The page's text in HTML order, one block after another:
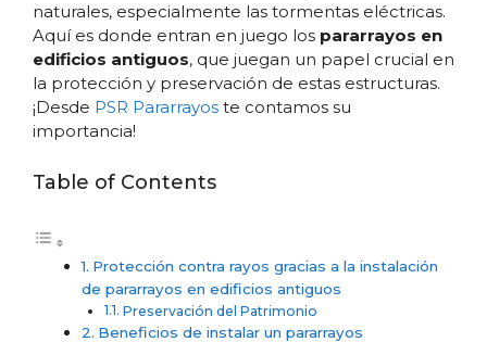
naturales, especialmente las tormentas eléctricas.
Aquí es donde entran en juego los pararrayos en
edificios antiguos, que juegan un papel crucial en
la protección y preservación de estas estructuras.
¡Desde PSR Pararrayos te contamos su
importancia!
Table of Contents
Protección contra rayos gracias a la instalación
de pararrayos en edificios antiguos
Preservación del Patrimonio
Beneficios de instalar un pararrayos